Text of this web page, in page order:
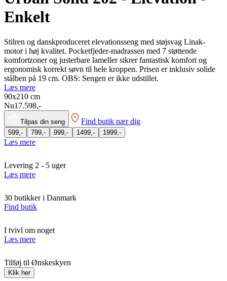
Enkelt
Stilren og danskproduceret elevationsseng med støjsvag Linak-
motor i høj kvalitet. Pocketfjeder-madrassen med 7 støttende
komfortzoner og justerbare lameller sikrer fantastisk komfort og
ergonomisk korrekt søvn til hele kroppen. Prisen er inklusiv solide
stålben på 19 cm. OBS: Sengen er ikke udstillet.
Læs mere
90x210 cm
Nu17.598,-
Tilpas din seng Find butik nær dig
599,- 799,- 999,- 1499,- 1999,-
Læs mere
Levering 2 - 5 uger
Læs mere
30 butikker i Danmark
Find butik
I tvivl om noget
Læs mere
Tilføj til Ønskeskyen
Klik her